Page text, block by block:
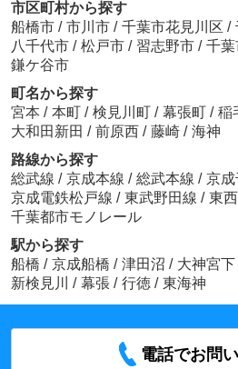
市区町村から探す
船橋市 / 市川市 / 千葉市花見川区 /
八千代市 / 松戸市 / 習志野市 / 千葉
鎌ケ谷市
町名から探す
宮本 / 本町 / 検見川町 / 幕張町 / 稲
大和田新田 / 前原西 / 藤崎 / 海神
路線から探す
総武線 / 京成本線 / 総武本線 / 京成
京成電鉄松戸線 / 東武野田線 / 東
千葉都市モノレール
駅から探す
船橋 / 京成船橋 / 津田沼 / 大神宮下
新検見川
/ 幕張 / 行徳 / 東海神
電話でお問